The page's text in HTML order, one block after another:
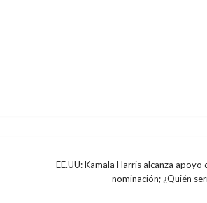
EE.UU: Kamala Harris alcanza
nominación; ¿Quién